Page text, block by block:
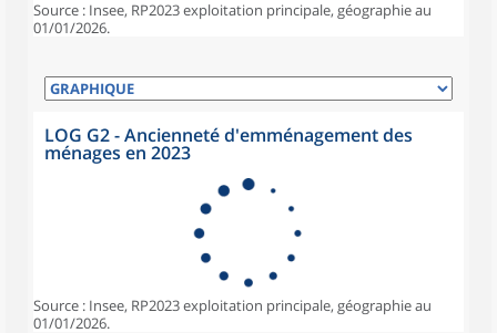
Source : Insee, RP2023 exploitation principale, géographie au
01/01/2026.
LOG G2 - Ancienneté d'emménagement des
ménages en 2023
Source : Insee, RP2023 exploitation principale, géographie au
01/01/2026.